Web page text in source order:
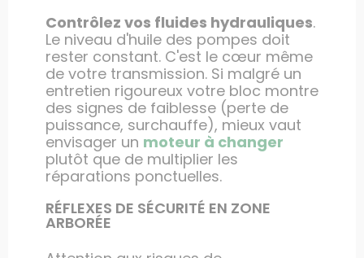
Contrôlez vos fluides hydrauliques.
Le niveau d'huile des pompes doit
rester constant. C'est le cœur même
de votre transmission. Si malgré un
entretien rigoureux votre bloc montre
des signes de faiblesse (perte de
puissance, surchauffe), mieux vaut
envisager un moteur à changer
plutôt que de multiplier les
réparations ponctuelles.
RÉFLEXES DE SÉCURITÉ EN ZONE
ARBORÉE